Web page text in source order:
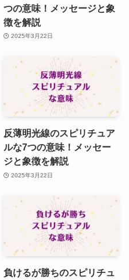
つの意味！メッセージと象
徴を解説
2025年3月22日
反薄明光線のスピリチュア
ルな7つの意味！メッセー
ジと象徴を解説
2025年3月22日
負けるが勝ちのスピリチュ